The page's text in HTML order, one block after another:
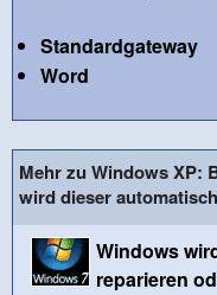
Standardgateway
Word
Mehr zu Windows XP:
wird dieser
Windows
reparieren